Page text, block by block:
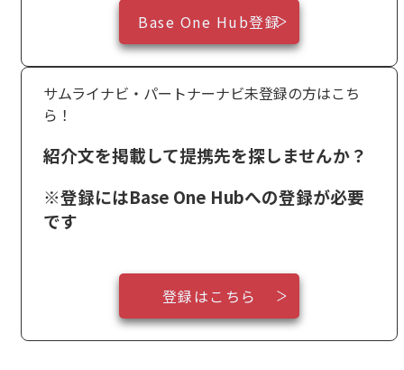
Base One Hub登録
サムライナビ・パートナーナビ未登録の方はこち
ら！
紹介文を掲載して提携先を探しませんか？
※登録にはBase One Hubへの登録が必要
です
登録はこちら